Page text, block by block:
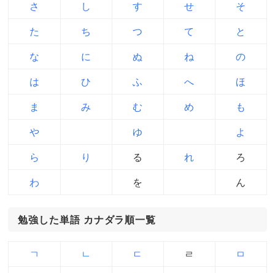
さ し す せ そ
た ち つ て と
な に ぬ ね の
は ひ ふ へ ほ
ま み む め も
や ゆ よ
ら り る れ ろ
わ を ん
勉強した単語 カナダラ順一覧
ㄱ ㄴ ㄷ ㄹ ㅁ